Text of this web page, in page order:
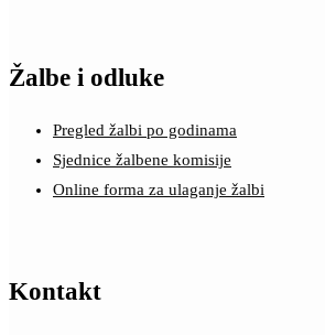
Žalbe i odluke
Pregled žalbi po godinama
Sjednice žalbene komisije
Online forma za ulaganje žalbi
Kontakt